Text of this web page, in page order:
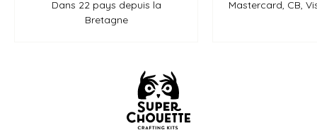
Dans 22 pays depuis la
Bretagne
Mastercard, CB,